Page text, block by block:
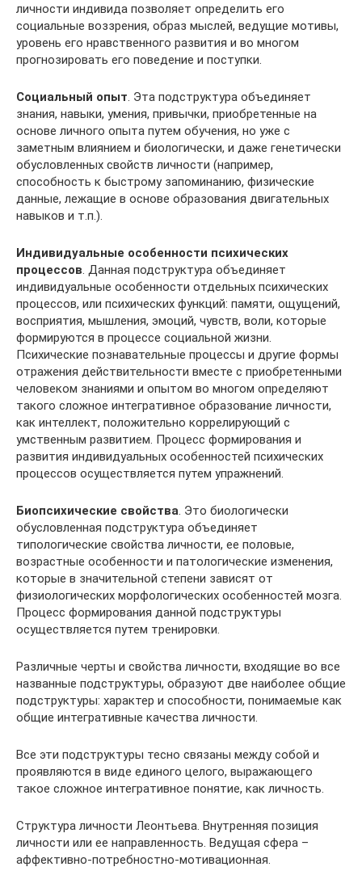
личности индивида позволяет определить его
социальные воззрения, образ мыслей, ведущие мотивы,
уровень его нравственного развития и во многом
прогнозировать его поведение и поступки.
Социальный опыт . Эта подструктура объединяет
знания, навыки, умения, привычки, приобретенные на
основе личного опыта путем обучения, но уже с
заметным влиянием и биологически, и даже генетически
обусловленных свойств личности (например,
способность к быстрому запоминанию, физические
данные, лежащие в основе образования двигательных
навыков и т.п.).
Индивидуальные особенности психических
процессов . Данная подструктура объединяет
индивидуальные особенности отдельных психических
процессов, или психических функций: памяти, ощущений,
восприятия, мышления, эмоций, чувств, воли, которые
формируются в процессе социальной жизни.
Психические познавательные процессы и другие формы
отражения действительности вместе с приобретенными
человеком знаниями и опытом во многом определяют
такого сложное интегративное образование личности,
как интеллект, положительно коррелирующий с
умственным развитием. Процесс формирования и
развития индивидуальных особенностей психических
процессов осуществляется путем упражнений.
Биопсихические свойства . Это биологически
обусловленная подструктура объединяет
типологические свойства личности, ее половые,
возрастные особенности и патологические изменения,
которые в значительной степени зависят от
физиологических морфологических особенностей мозга.
Процесс формирования данной подструктуры
осуществляется путем тренировки.
Различные черты и свойства личности, входящие во все
названные подструктуры, образуют две наиболее общие
подструктуры: характер и способности, понимаемые как
общие интегративные качества личности.
Все эти подструктуры тесно связаны между собой и
проявляются в виде единого целого, выражающего
такое сложное интегративное понятие, как личность.
Структура личности Леонтьева. Внутренняя позиция
личности или ее направленность. Ведущая сфера –
аффективно-потребностно-мотивационная.